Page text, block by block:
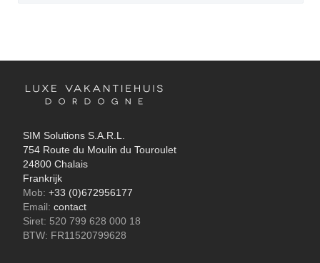
SIM Solutions S.A.R.L.
754 Route du Moulin du Touroulet
24800 Chalais
Frankrijk
Mob: +33 (0)672956177
Email: contact
Siret: 520 799 628 000 18
BTW: FR11520799628